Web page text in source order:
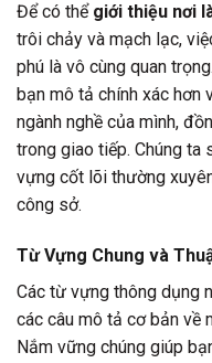
Để có thể giới thiệu nơi
trôi chảy và mạch lạc,
phú là vô cùng quan
bạn mô tả chính xác hơn
ngành nghề của mình,
trong giao tiếp. Chúng ta
vựng cốt lõi thường
công sở.
Từ Vựng Chung và
Các từ vựng thông dụng
các câu mô tả cơ bản về
Nắm vững chúng giúp